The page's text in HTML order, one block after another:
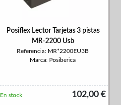
Posiflex Lector Tarjetas 3 pistas
MR-2200 Usb
Referencia: MR*2200EU3B
Marca: Posiberica
102,00 €
En stock